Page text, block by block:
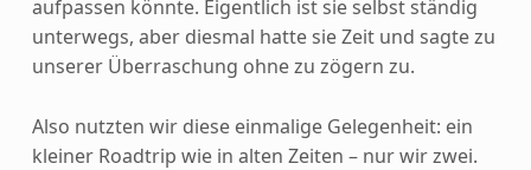
aufpassen könnte. Eigentlich ist sie selbst ständig
unterwegs, aber diesmal hatte sie Zeit und sagte zu
unserer Überraschung ohne zu zögern zu.
Also nutzten wir diese einmalige Gelegenheit: ein
kleiner Roadtrip wie in alten Zeiten – nur wir zwei.